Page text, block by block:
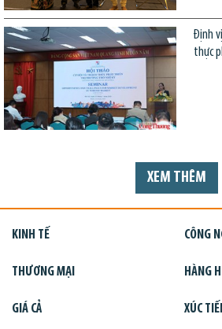
Định
thực
XEM THÊM
KINH TẾ CÔNG
THƯƠNG MẠI HÀNG
GIÁ CẢ XÚC